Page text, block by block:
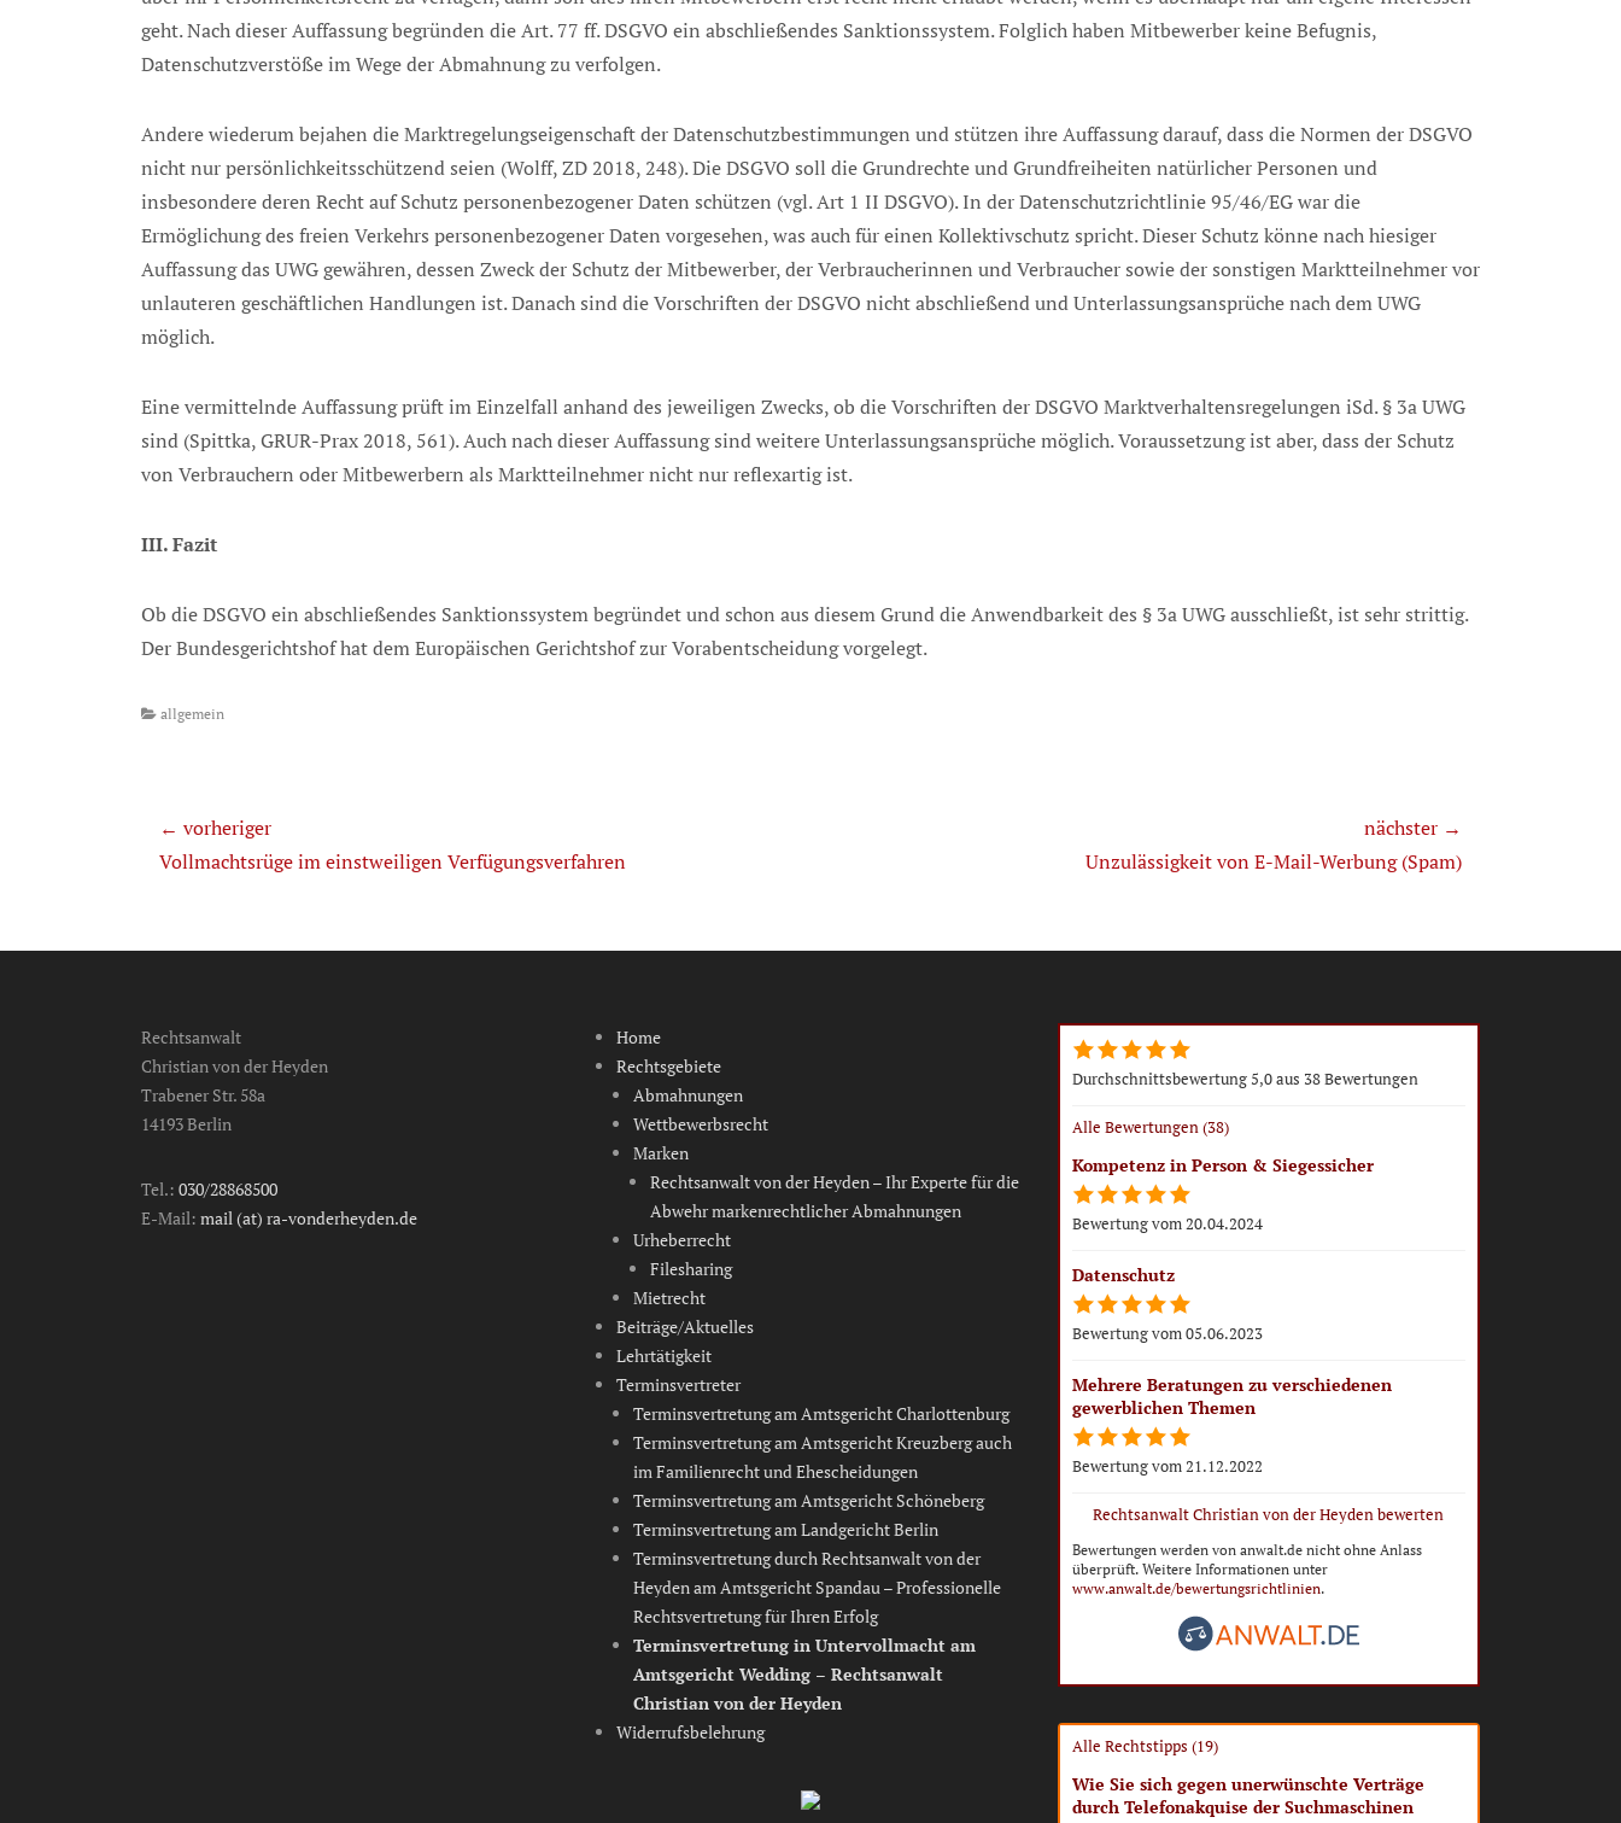
geht. Nach dieser Auffassung begründen die Art. 77 ff. DSGVO ein abschließendes Sanktionssystem. Folglich haben Mitbewerber keine Befugnis,
Datenschutzverstöße im Wege der Abmahnung zu verfolgen.
Andere wiederum bejahen die Marktregelungseigenschaft der Datenschutzbestimmungen und stützen ihre Auffassung darauf, dass die Normen der DSGVO
nicht nur persönlichkeitsschützend seien (Wolff, ZD 2018, 248). Die DSGVO soll die Grundrechte und Grundfreiheiten natürlicher Personen und
insbesondere deren Recht auf Schutz personenbezogener Daten schützen (vgl. Art 1 II DSGVO). In der Datenschutzrichtlinie 95/46/EG war die
Ermöglichung des freien Verkehrs personenbezogener Daten vorgesehen, was auch für einen Kollektivschutz spricht. Dieser Schutz könne nach hiesiger
Auffassung das UWG gewähren, dessen Zweck der Schutz der Mitbewerber, der Verbraucherinnen und Verbraucher sowie der sonstigen Marktteilnehmer vor
unlauteren geschäftlichen Handlungen ist. Danach sind die Vorschriften der DSGVO nicht abschließend und Unterlassungsansprüche nach dem UWG
möglich.
Eine vermittelnde Auffassung prüft im Einzelfall anhand des jeweiligen Zwecks, ob die Vorschriften der DSGVO Marktverhaltensregelungen iSd. § 3a UWG
sind (Spittka, GRUR-Prax 2018, 561). Auch nach dieser Auffassung sind weitere Unterlassungsansprüche möglich. Voraussetzung ist aber, dass der Schutz
von Verbrauchern oder Mitbewerbern als Marktteilnehmer nicht nur reflexartig ist.
III. Fazit
Ob die DSGVO ein abschließendes Sanktionssystem begründet und schon aus diesem Grund die Anwendbarkeit des § 3a UWG ausschließt, ist sehr strittig.
Der Bundesgerichtshof hat dem Europäischen Gerichtshof zur Vorabentscheidung vorgelegt.
Categories
allgemein
← vorheriger
Previous
Vollmachtsrüge im einstweiligen Verfügungsverfahren
nächster →
Unzulässigkeit von E-Mail-Werbung (Spam)
Rechtsanwalt
Christian von der Heyden
Trabener Str. 58a
14193 Berlin
Tel.: 030/28868500
E-Mail: mail (at) ra-vonderheyden.de
Home
Rechtsgebiete
Abmahnungen
Wettbewerbsrecht
Marken
Rechtsanwalt von der Heyden – Ihr Experte für die
Abwehr markenrechtlicher Abmahnungen
Urheberrecht
Filesharing
Mietrecht
Beiträge/Aktuelles
Lehrtätigkeit
Terminsvertreter
Terminsvertretung am Amtsgericht Charlottenburg
Terminsvertretung am Amtsgericht Kreuzberg auch
im Familienrecht und Ehescheidungen
Terminsvertretung am Amtsgericht Schöneberg
Terminsvertretung am Landgericht Berlin
Terminsvertretung durch Rechtsanwalt von der
Heyden am Amtsgericht Spandau – Professionelle
Rechtsvertretung für Ihren Erfolg
Terminsvertretung in Untervollmacht am
Amtsgericht Wedding – Rechtsanwalt
Christian von der Heyden
Widerrufsbelehrung
Durchschnittsbewertung 5,0 aus 38 Bewertungen
Alle Bewertungen (38)
Kompetenz in Person & Siegessicher
Bewertung vom 20.04.2024
Datenschutz
Bewertung vom 05.06.2023
Mehrere Beratungen zu verschiedenen
gewerblichen Themen
Bewertung vom 21.12.2022
Rechtsanwalt Christian von der Heyden bewerten
Bewertungen werden von anwalt.de nicht ohne Anlass
überprüft. Weitere Informationen unter
www.anwalt.de/bewertungsrichtlinien.
Alle Rechtstipps (19)
Wie Sie sich gegen unerwünschte Verträge
durch Telefonakquise der Suchmaschinen